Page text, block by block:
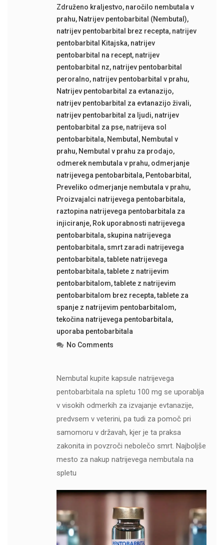
Združeno kraljestvo, naročilo nembutala v
prahu, Natrijev pentobarbital (Nembutal),
natrijev pentobarbital brez recepta, natrijev
pentobarbital Kitajska, natrijev
pentobarbital na recept, natrijev
pentobarbital nz, natrijev pentobarbital
peroralno, natrijev pentobarbital v prahu,
Natrijev pentobarbital za evtanazijo,
natrijev pentobarbital za evtanazijo živali,
natrijev pentobarbital za ljudi, natrijev
pentobarbital za pse, natrijeva sol
pentobarbitala, Nembutal , Nembutal v
prahu, Nembutal v prahu za prodajo,
odmerek nembutala v prahu, odmerjanje
natrijevega pentobarbitala, Pentobarbital ,
Preveliko odmerjanje nembutala v prahu,
Proizvajalci natrijevega pentobarbitala,
raztopina natrijevega pentobarbitala za
injiciranje, Rok uporabnosti natrijevega
pentobarbitala, skupina natrijevega
pentobarbitala, smrt zaradi natrijevega
pentobarbitala,tablete natrijevega
pentobarbitala,tablete z natrijevim
pentobarbitalom,tablete z natrijevim
pentobarbitalom brez recepta,tablete za
spanje z natrijevim pentobarbitalom,
tekočina natrijevega pentobarbitala,
uporaba pentobarbitala
No Comments
Nembutal kupite kapsule natrijevega
pentobarbitala na spletu 100 mg se uporablja
v visokih odmerkih za izvajanje evtanazije,
predvsem v veterini, pa tudi za pomoč pri
samomoru v državah, kjer je ta praksa
zakonita in povzroči nebolečo smrt. Najboljše
mesto za nakup natrijevega nembutala na
spletu